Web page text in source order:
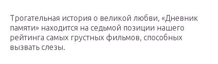
Трогательная история о великой любви, «Дневник
памяти» находится на седьмой позиции нашего
рейтинга самых грустных фильмов, способных
вызвать слезы.